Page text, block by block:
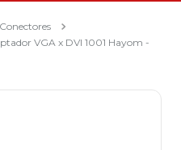
VGA x DVI 1001 Hayom -